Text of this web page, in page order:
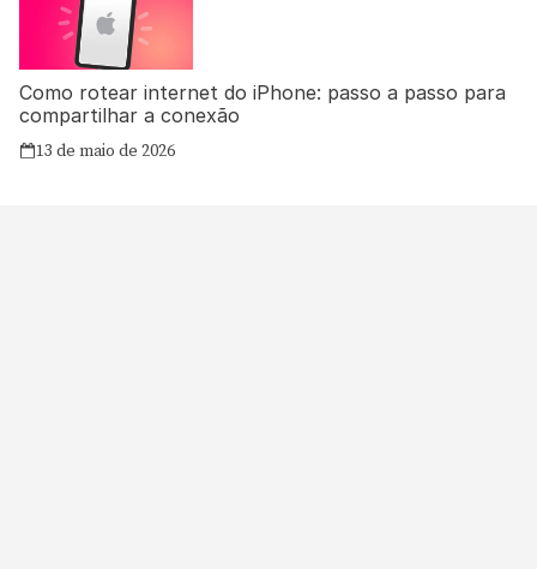
Como rotear internet do iPhone: passo a passo para
compartilhar a conexão
13 de maio de 2026